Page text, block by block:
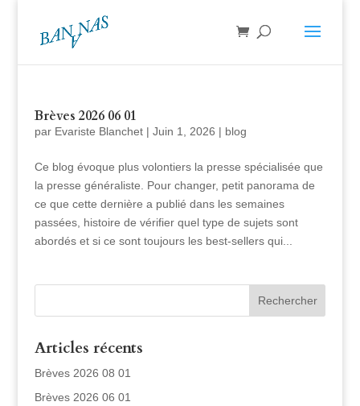
Brèves 2026 06 01
par Evariste Blanchet| Juin 1, 2026 | blog
Ce blog évoque plus volontiers la presse spécialisée que
la presse généraliste. Pour changer, petit panorama de
ce que cette dernière a publié dans les semaines
passées, histoire de vérifier quel type de sujets sont
abordés et si ce sont toujours les best-sellers qui...
Articles récents
Brèves 2026 08 01
Brèves 2026 06 01